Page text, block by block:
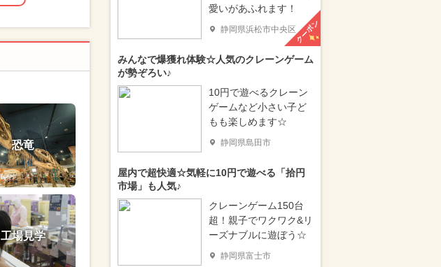
恐竜
工場見学
愛いがあふれます！
静岡県浜松市中央区クーポン
みんなで爆獲れ体験☆人気のクレーンゲーム
が勢ぞろい♪
10円で遊べるクレーン
ゲームなど小さい子ど
もも楽しめます☆
静岡県島田市
屋内で超快適☆気軽に10円で遊べる「拾円
市場」も人気♪
クレーンゲーム150台
超！親子でワクワク&リ
ーズナブルに遊ぼう☆
静岡県富士市